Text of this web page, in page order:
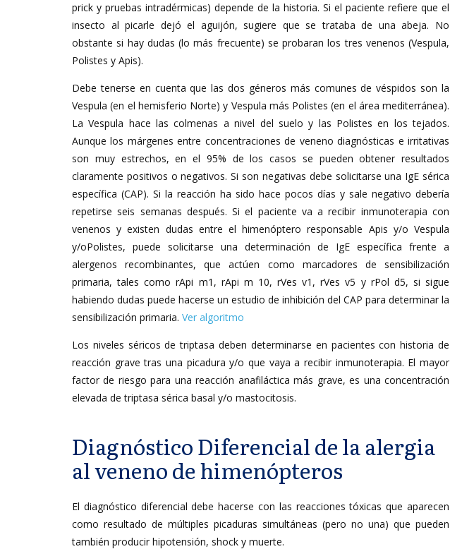
prick y pruebas intradérmicas) depende de la historia. Si el paciente refiere que el
insecto al picarle dejó el aguijón, sugiere que se trataba de una abeja. No
obstante si hay dudas (lo más frecuente) se probaran los tres venenos (Vespula,
Polistes y Apis).
Debe tenerse en cuenta que las dos géneros más comunes de véspidos son la
Vespula (en el hemisferio Norte) y Vespula más Polistes (en el área mediterránea).
La Vespula hace las colmenas a nivel del suelo y las Polistes en los tejados.
Aunque los márgenes entre concentraciones de veneno diagnósticas e irritativas
son muy estrechos, en el 95% de los casos se pueden obtener resultados
claramente positivos o negativos. Si son negativas debe solicitarse una IgE sérica
específica (CAP). Si la reacción ha sido hace pocos días y sale negativo debería
repetirse seis semanas después. Si el paciente va a recibir inmunoterapia con
venenos y existen dudas entre el himenóptero responsable Apis y/o Vespula
y/oPolistes, puede solicitarse una determinación de IgE específica frente a
alergenos recombinantes, que actúen como marcadores de sensibilización
primaria, tales como rApi m1, rApi m 10, rVes v1, rVes v5 y rPol d5, si sigue
habiendo dudas puede hacerse un estudio de inhibición del CAP para determinar la
sensibilización primaria. Ver algoritmo
Los niveles séricos de triptasa deben determinarse en pacientes con historia de
reacción grave tras una picadura y/o que vaya a recibir inmunoterapia. El mayor
factor de riesgo para una reacción anafiláctica más grave, es una concentración
elevada de triptasa sérica basal y/o mastocitosis.
Diagnóstico Diferencial de la alergia
al veneno de himenópteros
El diagnóstico diferencial debe hacerse con las reacciones tóxicas que aparecen
como resultado de múltiples picaduras simultáneas (pero no una) que pueden
también producir hipotensión, shock y muerte.